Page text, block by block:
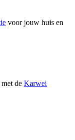
voor jouw huis en
de Karwei